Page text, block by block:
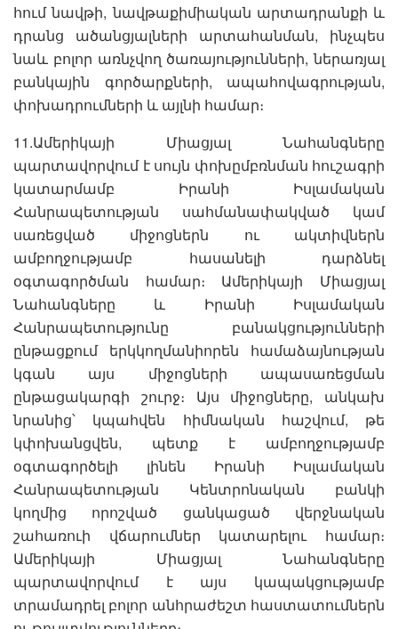
հում նավթի, նավթաքիմիական արտադրանքի և
դրանց ածանցյալների արտահանման, ինչպես
նաև բոլոր առնչվող ծառայությունների, ներառյալ
բանկային գործարքների, ապահովագրության,
փոխադրումների և այլնի համար։
11.Ամերիկայի Միացյալ Նահանգները
պարտավորվում է սույն փոխըմբռնման հուշագրի
կատարմամբ Իրանի Իսլամական
Հանրապետության սահմանափակված կամ
սառեցված միջոցներն ու ակտիվներն
ամբողջությամբ հասանելի դարձնել
օգտագործման համար։ Ամերիկայի Միացյալ
Նահանգները և Իրանի Իսլամական
Հանրապետությունը բանակցությունների
ընթացքում երկկողմանիորեն համաձայնության
կգան այս միջոցների ապասառեցման
ընթացակարգի շուրջ։ Այս միջոցները, անկախ
նրանից՝ կպահվեն հիմնական հաշվում, թե
կփոխանցվեն, պետք է ամբողջությամբ
օգտագործելի լինեն Իրանի Իսլամական
Հանրապետության Կենտրոնական բանկի
կողմից որոշված ցանկացած վերջնական
շահառուի վճարումներ կատարելու համար։
Ամերիկայի Միացյալ Նահանգները
պարտավորվում է այս կապակցությամբ
տրամադրել բոլոր անհրաժեշտ հաստատումներն